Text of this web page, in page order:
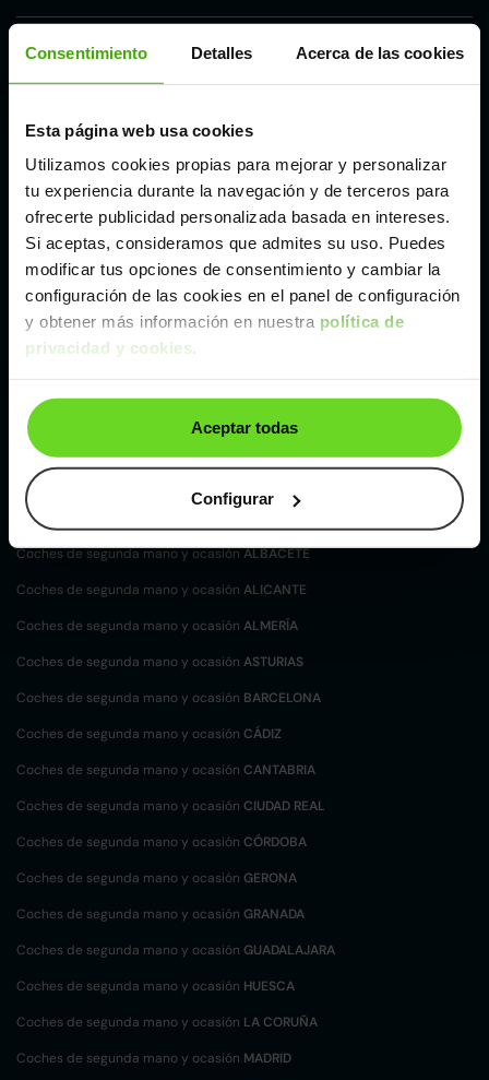
Consentimiento Detalles Acerca de las cookies
Esta página web usa cookies
Utilizamos cookies propias para mejorar y personalizar
tu experiencia durante la navegación y de terceros para
ofrecerte publicidad personalizada basada en intereses.
Si aceptas, consideramos que admites su uso. Puedes
modificar tus opciones de consentimiento y cambiar la
configuración de las cookies en el panel de configuración
y obtener más información en nuestra política de
privacidad y cookies.
Aceptar todas
Configurar
Córdoba
Madrid
Málaga
Valencia
Zaragoza
Ver Kia Carens de segunda mano y ocasión
Kia Carens de segunda mano y ocasión
Coches de segunda mano y ocasión por
localización
Coches de segunda mano y ocasiónALBACETE
Coches de segunda mano y ocasión ALICANTE
Coches de segunda mano y ocasión ALMERÍA
Coches de segunda mano y ocasión ASTURIAS
Coches de segunda mano y ocasión BARCELONA
Coches de segunda mano y ocasión CÁDIZ
Coches de segunda mano y ocasión CANTABRIA
Coches de segunda mano y ocasión CIUDAD REAL
Coches de segunda mano y ocasión CÓRDOBA
Coches de segunda mano y ocasión GERONA
Coches de segunda mano y ocasión GRANADA
Coches de segunda mano y ocasión GUADALAJARA
Coches de segunda mano y ocasión HUESCA
Coches de segunda mano y ocasión LA CORUÑA
Coches de segunda mano y ocasión MADRID